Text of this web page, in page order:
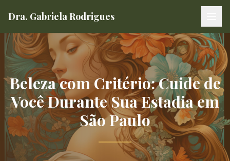
Clínica de Estética Dra. Gabriela Rodrigues
Dra. Gabriela Rodrigues
Beleza com Critério: Cuide de
Você Durante Sua Estadia em
São Paulo